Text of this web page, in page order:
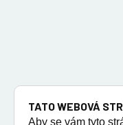
TATO WEBOVÁ
Aby se vám tyto